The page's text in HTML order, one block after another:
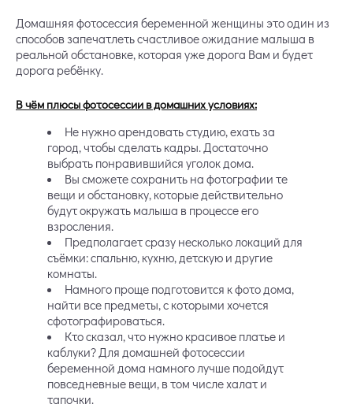
Домашняя фотосессия беременной женщины это один из
способов запечатлеть счастливое ожидание малыша в
реальной обстановке, которая уже дорога Вам и будет
дорога ребёнку.
В чём плюсы фотосессии в домашних условиях:
Не нужно арендовать студию, ехать за
город, чтобы сделать кадры. Достаточно
выбрать понравившийся уголок дома.
Вы сможете сохранить на фотографии те
вещи и обстановку, которые действительно
будут окружать малыша в процессе его
взросления.
Предполагает сразу несколько локаций для
съёмки: спальню, кухню, детскую и другие
комнаты.
Намного проще подготовится к фото дома,
найти все предметы, с которыми хочется
сфотографироваться.
Кто сказал, что нужно красивое платье и
каблуки? Для домашней фотосессии
беременной дома намного лучше подойдут
повседневные вещи, в том числе халат и
тапочки.